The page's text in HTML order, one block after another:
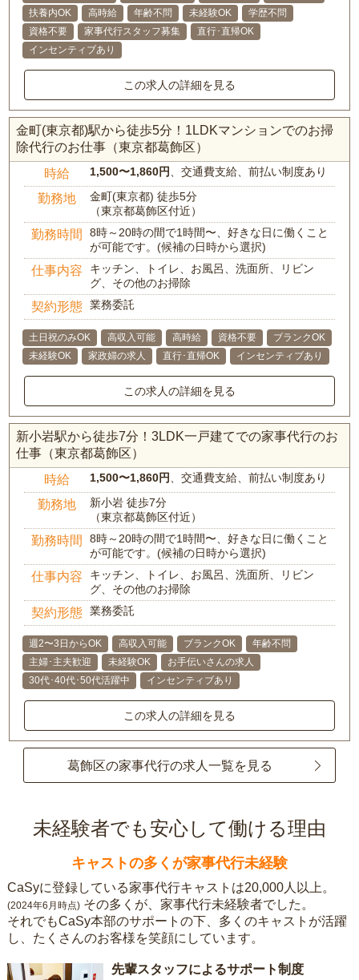
扶養内OK 高時給 年齢不問 未経験OK
学歴不問
資格不要
家事代行スタッフ募集
直行･直帰OK
インセンティブあり
この求人の詳細を見る
金町(東京都)駅から徒歩5分！1LDKマンションでのお掃
除代行のお仕事（東京都葛飾区）
時給 1,500〜1,860円 、交通費支給、前払い制度あり
勤務地
金町(東京都) 徒歩5分
（東京都葛飾区付近）
勤務時間
8時～20時の間で1時間〜、好きな日に働くこと
が可能です。(候補の日時から選択)
仕事内容
キッチン、トイレ、お風呂、洗面所、リビン
グ、その他のお掃除
契約形態 業務委託
土日祝のみOK 高収入可能 高時給 資格不要
ブランクOK
未経験OK
家政婦の求人 直行･直帰OK インセンティブあり
この求人の詳細を見る
新小岩駅から徒歩7分！3LDK一戸建てでの家事代行のお
仕事（東京都葛飾区）
時給 1,500〜1,860円 、交通費支給、前払い制度あり
勤務地
新小岩 徒歩7分
（東京都葛飾区付近）
勤務時間
8時～20時の間で1時間〜、好きな日に働くこと
が可能です。(候補の日時から選択)
仕事内容
キッチン、トイレ、お風呂、洗面所、リビン
グ、その他のお掃除
契約形態 業務委託
週2〜3日からOK 高収入可能 ブランクOK
年齢不問
主婦･主夫歓迎
未経験OK
お手伝いさんの求人
30代･40代･50代活躍中
インセンティブあり
この求人の詳細を見る
葛飾区の家事代行の求人一覧を見る
未経験者でも安心して働ける理由
キャストの多くが家事代行未経験
CaSyに登録している家事代行キャストは20,000人以上。
(2024年6月時点) その多くが、家事代行未経験者でした。
それでもCaSy本部のサポートの下、多くのキャストが活躍
し、たくさんのお客様を笑顔にしています。
先輩スタッフによるサポート制度